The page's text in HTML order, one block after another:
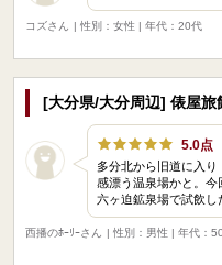
コズさん
| 性別：女性 | 年代：20代
[大分県/大分周辺] 俵屋旅
5.0点
多分北から旧道に入
感漂う温泉場かと。
六ヶ迫鉱泉場で試飲し
西播のﾎｰﾘｰさん
| 性別：男性 | 年代：